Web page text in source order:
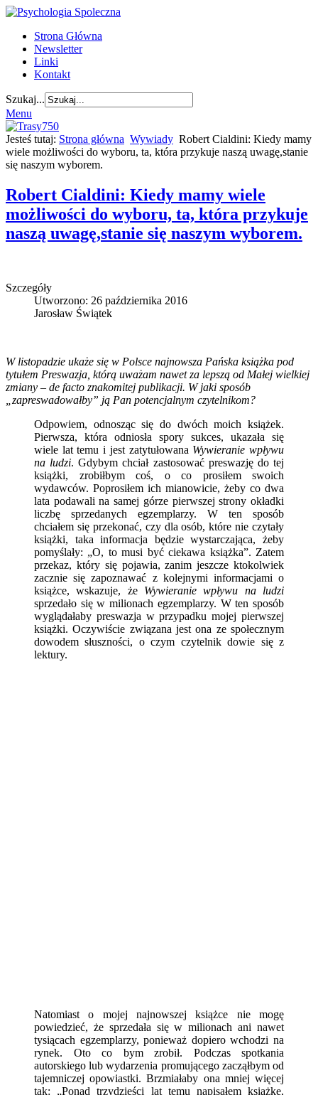
Strona Główna
Newsletter
Linki
Kontakt
Szukaj...
Menu
Jesteś tutaj: Strona główna Wywiady Robert Cialdini: Kiedy mamy
wiele możliwości do wyboru, ta, która przykuje naszą uwagę,stanie
się naszym wyborem.
Robert Cialdini: Kiedy mamy wiele
możliwości do wyboru, ta, która przykuje
naszą uwagę,stanie się naszym wyborem.
Szczegóły
Utworzono: 26 października 2016
Jarosław Świątek
W listopadzie ukaże się w Polsce najnowsza Pańska książka pod
tytułem Preswazja, którą uważam nawet za lepszą od Małej wielkiej
zmiany – de facto znakomitej publikacji. W jaki sposób
„zapreswadowałby” ją Pan potencjalnym czytelnikom?
Odpowiem, odnosząc się do dwóch moich książek.
Pierwsza, która odniosła spory sukces, ukazała się
wiele lat temu i jest zatytułowana Wywieranie wpływu
na ludzi. Gdybym chciał zastosować preswazję do tej
książki, zrobiłbym coś, o co prosiłem swoich
wydawców. Poprosiłem ich mianowicie, żeby co dwa
lata podawali na samej górze pierwszej strony okładki
liczbę sprzedanych egzemplarzy. W ten sposób
chciałem się przekonać, czy dla osób, które nie czytały
książki, taka informacja będzie wystarczająca, żeby
pomyślały: „O, to musi być ciekawa książka”. Zatem
przekaz, który się pojawia, zanim jeszcze ktokolwiek
zacznie się zapoznawać z kolejnymi informacjami o
książce, wskazuje, że Wywieranie wpływu na ludzi
sprzedało się w milionach egzemplarzy. W ten sposób
wyglądałaby preswazja w przypadku mojej pierwszej
książki. Oczywiście związana jest ona ze społecznym
dowodem słuszności, o czym czytelnik dowie się z
lektury.
Natomiast o mojej najnowszej książce nie mogę
powiedzieć, że sprzedała się w milionach ani nawet
tysiącach egzemplarzy, ponieważ dopiero wchodzi na
rynek. Oto co bym zrobił. Podczas spotkania
autorskiego lub wydarzenia promującego zacząłbym od
tajemniczej opowiastki. Brzmiałaby ona mniej więcej
tak: „Ponad trzydzieści lat temu napisałem książkę,